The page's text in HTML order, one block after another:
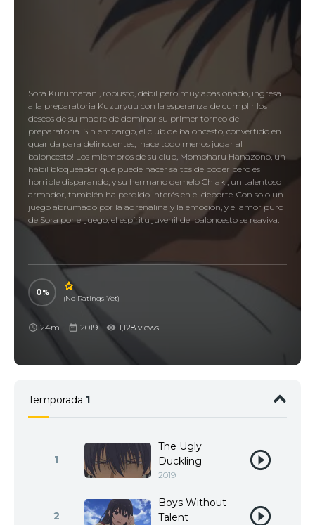
Sora Kurumatani, robusto, débil pero muy apasionado, ingresa
a la preparatoria Kuzuryuu con la esperanza de cumplir los
deseos de su madre de dominar su primer torneo de
preparatoria. Sin embargo, el club de baloncesto, convertido en
guarida para delincuentes, ¡hace todo menos jugar al
baloncesto! Los miembros de su club, Momoharu Hanazono, un
hábil bloqueador que puede hacer saltos de poder pero es
horrible disparando, y su hermano gemelo Chiaki, un talentoso
armador, también ha perdido interés en el deporte. Con solo un
juego abrumado por la adrenalina y la emoción, y el amor puro
de Sora por el juego, el espíritu juvenil del baloncesto se reaviva.
0
(No Ratings Yet)
24m 2019 1,128 views
Temporada 1
1
The Ugly
Duckling
2019
2
Boys Without
Talent